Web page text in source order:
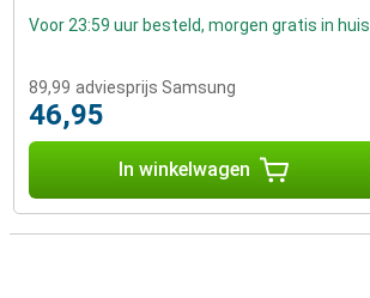
Voor 23:59 uur besteld, morgen gratis in huis
89,99 adviesprijs Samsung
46,95
In winkelwagen